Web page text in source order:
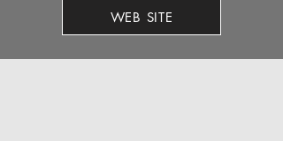
WEB SITE